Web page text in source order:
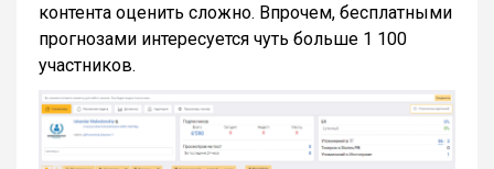
контента оценить сложно. Впрочем, бесплатными
прогнозами интересуется чуть больше 1 100
участников.